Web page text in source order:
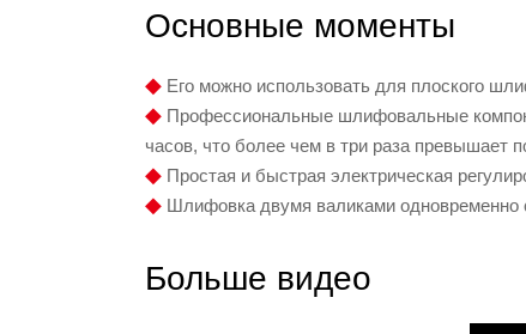
Основные моменты
◆Его можно использовать для плоского
◆Профессиональные шлифовальные
часов, что более чем в три раза превышает
◆Простая и быстрая электрическая
◆Шлифовка двумя валиками одновременно
Больше видео